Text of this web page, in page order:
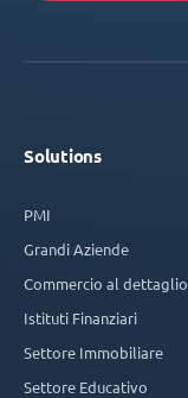
Solutions
PMI
Grandi Aziende
Commercio al dettaglio
Istituti Finanziari
Settore Immobiliare
Settore Educativo